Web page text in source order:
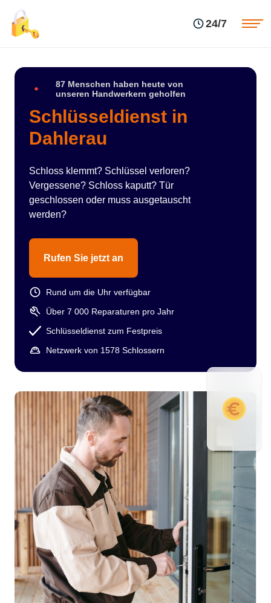
24/7
87 Menschen haben heute von
unseren Handwerkern geholfen
Schlüsseldienst in
Dahlerau
Schloss klemmt? Schlüssel verloren?
Vergessene? Schloss kaputt? Tür
geschlossen oder muss ausgetauscht
werden?
Rufen Sie jetzt an
Rund um die Uhr verfügbar
Über 7 000 Reparaturen pro Jahr
Schlüsseldienst zum Festpreis
Netzwerk von 1578 Schlossern